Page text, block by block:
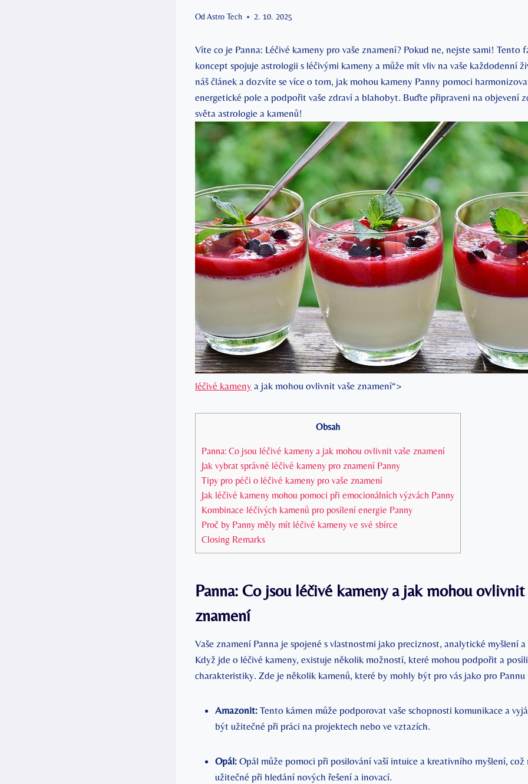
OdAstro Tech 2. 10. 2025
Víte co je Panna: Léčivé kameny pro vaše znamení? Pokud ne, nejste sami! Tento
koncept spojuje astrologii s léčivými kameny a může mít vliv na vaše každodenní
náš článek a dozvíte se více o tom, jak mohou kameny Panny pomoci
energetické pole a podpořit vaše zdraví a blahobyt. Buďte připraveni na objevení
světa astrologie a kamenů!
léčivé kameny a jak mohou ovlivnit vaše znamení“>
Obsah
Panna: Co jsou léčivé kameny a jak mohou ovlivnit vaše znamení
Jak vybrat správné léčivé kameny pro znamení Panny
Tipy pro péči o léčivé kameny pro vaše znamení
Jak léčivé kameny mohou pomoci při emocionálních výzvách Panny
Kombinace léčivých kamenů pro posílení energie Panny
Proč by Panny měly mít léčivé kameny ve své sbírce
Closing Remarks
Panna: Co jsou léčivé kameny a jak mohou ovlivnit
znamení
Vaše znamení Panna je spojené s vlastnostmi jako preciznost, analytické myšlení
Když jde o léčivé kameny, existuje několik možností, které mohou podpořit a
charakteristiky. Zde je několik kamenů, které by mohly být pro vás jako pro Pannu
Amazonit: Tento kámen může podporovat vaše schopnosti komunikace a
být užitečné při práci na projektech nebo ve vztazích.
Opál: Opál může pomoci při posilování vaší intuice a kreativního myšlení, což
užitečné při hledání nových řešení a inovací.